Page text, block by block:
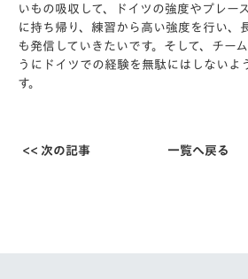
いもの吸収して、ドイツの強度やプレー
に持ち帰り、練習から高い強度を行い、
も発信していきたいです。そして、チー
うにドイツでの経験を無駄にはしないよ
す。
<< 次の記事 一覧へ戻る